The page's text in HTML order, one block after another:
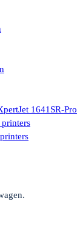
1641SR-Pro